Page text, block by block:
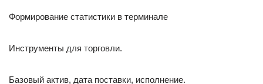
Формирование статистики в терминале
Инструменты для торговли.
Базовый актив, дата поставки, исполнение.